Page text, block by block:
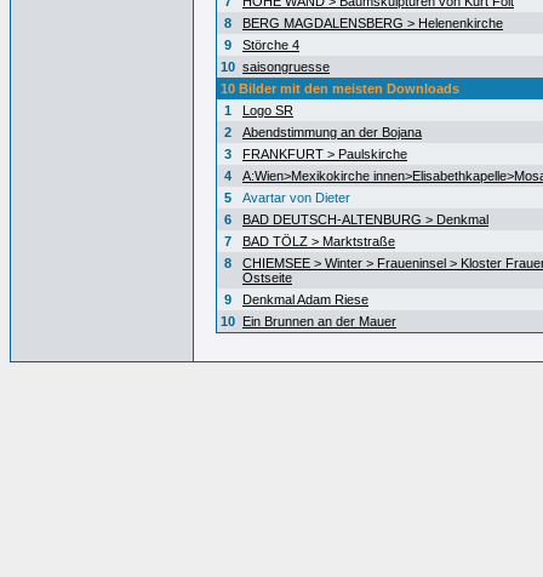
8
BERG MAGDALENSBERG > Helenenkirche
9
Störche 4
10 saisongruesse
10 Bilder mit den meisten Downloads
1
Logo SR
2
Abendstimmung an der Bojana
3
FRANKFURT > Paulskirche
4
A:Wien>Mexikokirche
5
Avartar von Dieter
6
BAD DEUTSCH-ALTENBURG > Denkmal
7
BAD TÖLZ > Marktstraße
8
CHIEMSEE > Winter > Fraueninsel > Kloster
Ostseite
9
Denkmal Adam Riese
10 Ein Brunnen an der Mauer